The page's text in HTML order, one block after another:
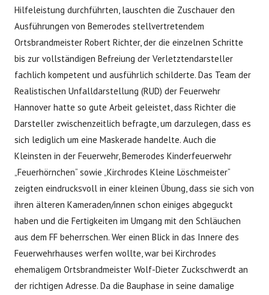
Hilfeleistung durchführten, lauschten die Zuschauer den
Ausführungen von Bemerodes stellvertretendem
Ortsbrandmeister Robert Richter, der die einzelnen Schritte
bis zur vollständigen Befreiung der Verletztendarsteller
fachlich kompetent und ausführlich schilderte. Das Team der
Realistischen Unfalldarstellung (RUD) der Feuerwehr
Hannover hatte so gute Arbeit geleistet, dass Richter die
Darsteller zwischenzeitlich befragte, um darzulegen, dass es
sich lediglich um eine Maskerade handelte. Auch die
Kleinsten in der Feuerwehr, Bemerodes Kinderfeuerwehr
„Feuerhörnchen“ sowie „Kirchrodes Kleine Löschmeister“
zeigten eindrucksvoll in einer kleinen Übung, dass sie sich von
ihren älteren Kameraden/innen schon einiges abgeguckt
haben und die Fertigkeiten im Umgang mit den Schläuchen
aus dem FF beherrschen. Wer einen Blick in das Innere des
Feuerwehrhauses werfen wollte, war bei Kirchrodes
ehemaligem Ortsbrandmeister Wolf-Dieter Zuckschwerdt an
der richtigen Adresse. Da die Bauphase in seine damalige